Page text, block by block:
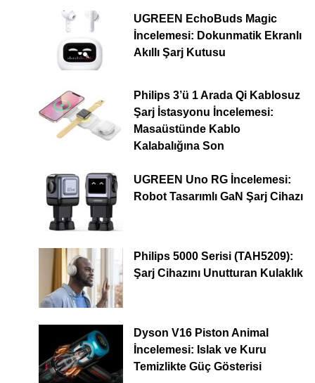
UGREEN EchoBuds Magic
İncelemesi: Dokunmatik Ekranlı
Akıllı Şarj Kutusu
Philips 3’ü 1 Arada Qi Kablosuz
Şarj İstasyonu İncelemesi:
Masaüstünde Kablo
Kalabalığına Son
UGREEN Uno RG İncelemesi:
Robot Tasarımlı GaN Şarj Cihazı
Philips 5000 Serisi (TAH5209):
Şarj Cihazını Unutturan Kulaklık
Dyson V16 Piston Animal
İncelemesi: Islak ve Kuru
Temizlikte Güç Gösterisi